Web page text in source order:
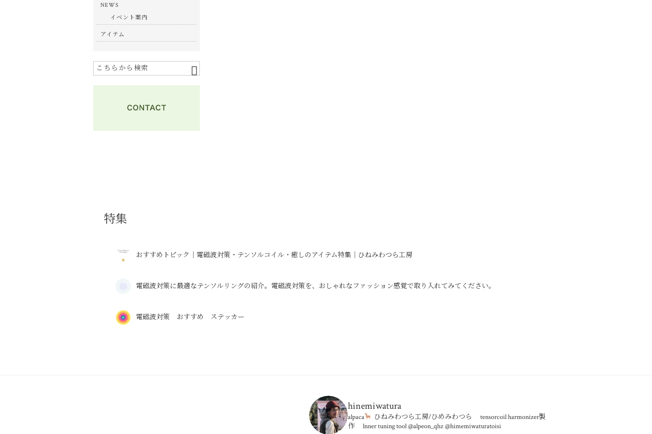
NEWS
イベント案内
アイテム
特集
おすすめトピック｜電磁波対策・テンソルコイル・癒しのアイテム特集｜ひねみわつら工房
電磁波対策に最適なテンソルリングの紹介。電磁波対策を、おしゃれなファッション感覚で取り入れてみてください。
電磁波対策 おすすめ ステッカー
hinemiwatura
alpaca ひねみわつら工房/ひめみわつら
tensorcoil harmonizer製
作
lnner tuning tool@alpeon_qhz@himemiwaturatoisi